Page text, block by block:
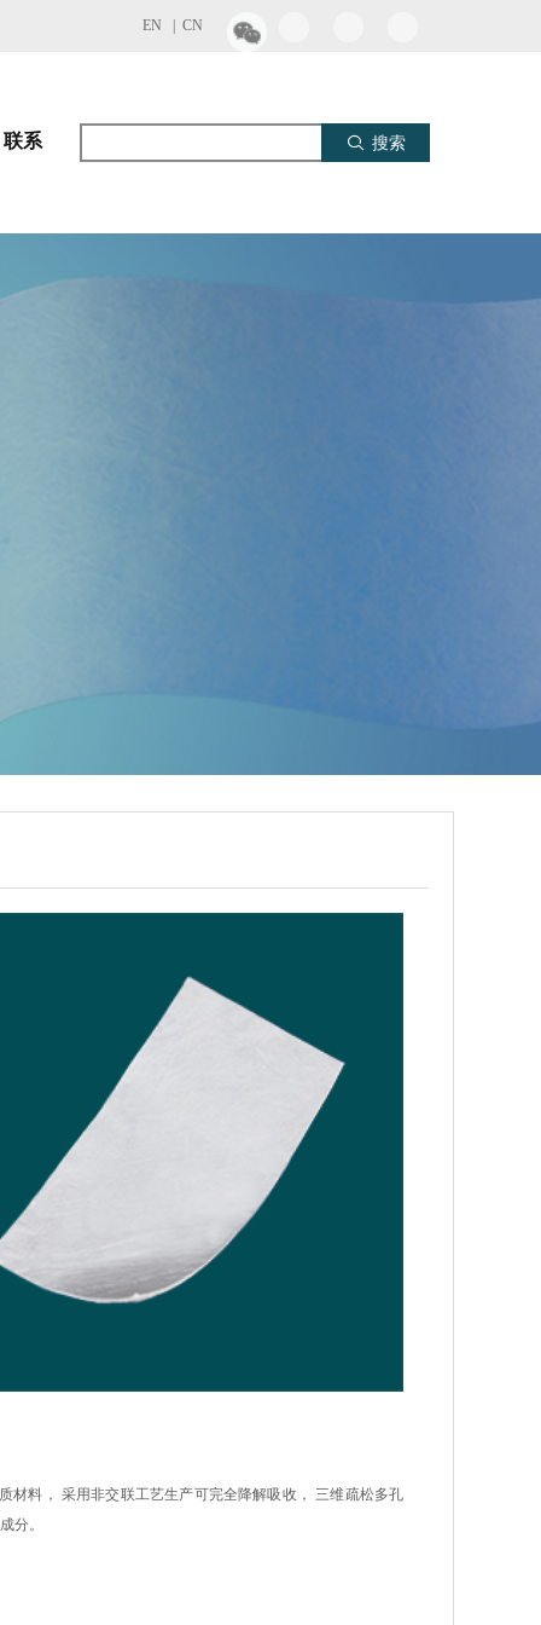
CN
EN |
联系 搜索
材料， 采用非交联工艺生产可完全降解吸收， 三维疏松多孔
分。